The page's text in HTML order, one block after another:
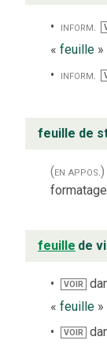
inform.
« feuille »
inform.
feuille de
(en appos.)
feuille de
VOIR
« feuille »
VOIR